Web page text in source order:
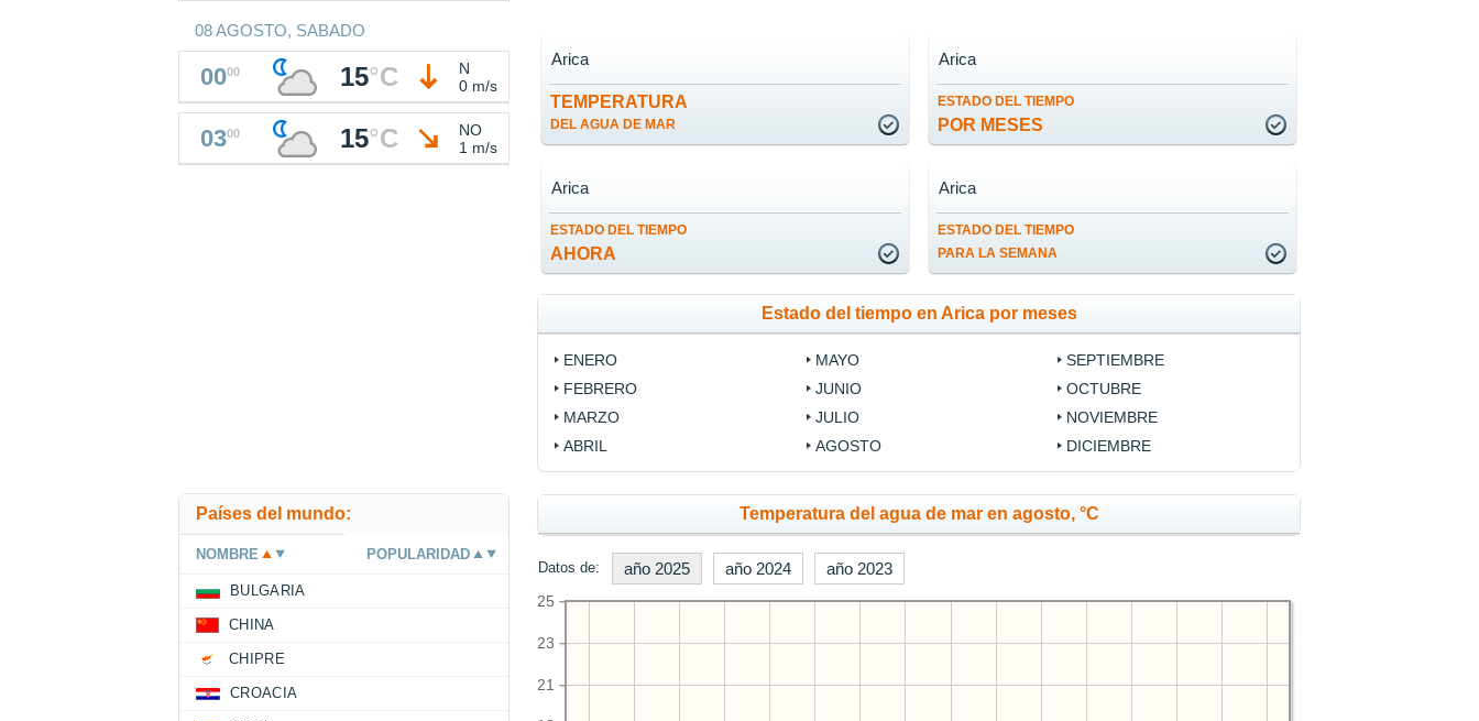
TEMPERATURA
DEL AGUA DE MAR
Arica
ESTADO DEL TIEMPO
POR MESES
Arica
ESTADO DEL TIEMPO
AHORA
Arica
ESTADO DEL TIEMPO
PARA LA SEMANA
Arica
Estado del tiempo en Arica por meses
ENERO
FEBRERO
MARZO
ABRIL
MAYO
JUNIO
JULIO
AGOSTO
SEPTIEMBRE
OCTUBRE
NOVIEMBRE
DICIEMBRE
Temperatura del agua de mar en agosto, °C
Datos de: año 2025 año 2024 año 2023
21
23
25
08 AGOSTO, SABADO
0000 15°C
N
0 m/s
0300 15°C
NO
1 m/s
Países del mundo:
NOMBRE POPULARIDAD
BULGARIA
CHINA
CHIPRE
CROACIA